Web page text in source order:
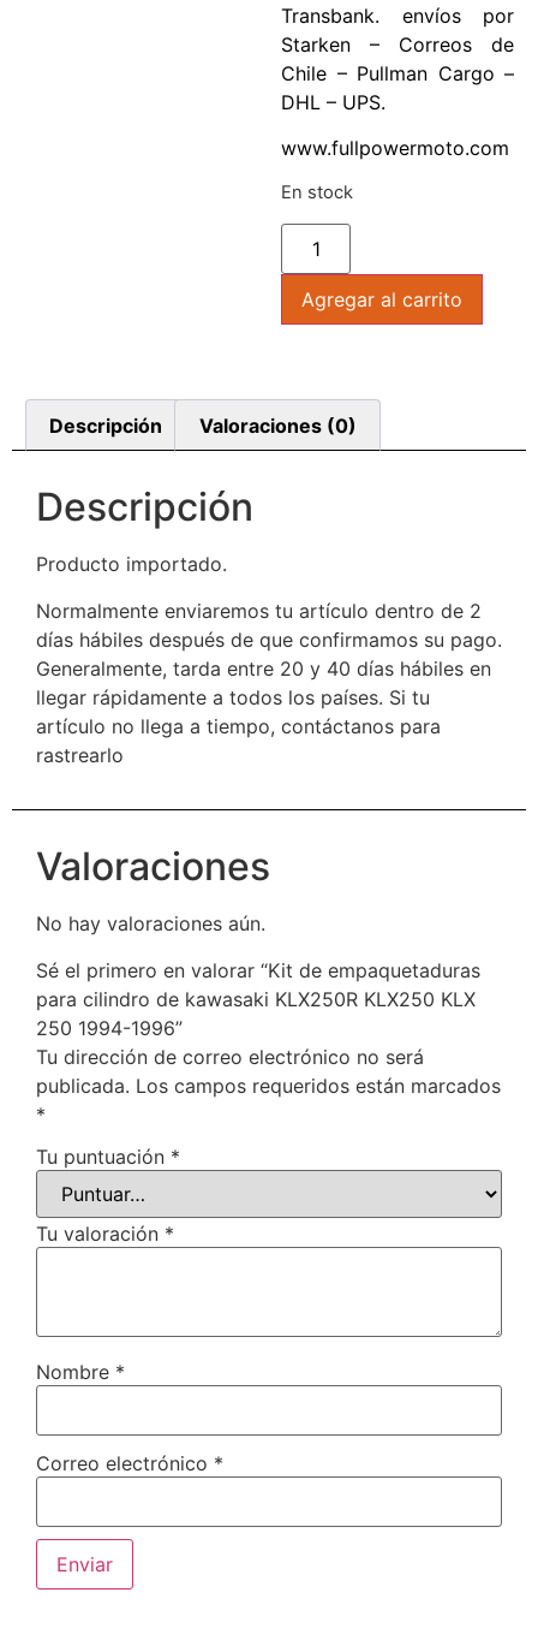
Transbank. envíos por
Starken – Correos de
Chile – Pullman Cargo –
DHL – UPS.
www.fullpowermoto.com
En stock
Agregar al carrito
Descripción Valoraciones (0)
Descripción
Producto importado.
Normalmente enviaremos tu artículo dentro de 2
días hábiles después de que confirmamos su pago.
Generalmente, tarda entre 20 y 40 días hábiles en
llegar rápidamente a todos los países. Si tu
artículo no llega a tiempo, contáctanos para
rastrearlo
Valoraciones
No hay valoraciones aún.
Sé el primero en valorar “Kit de empaquetaduras
para cilindro de kawasaki KLX250R KLX250 KLX
250 1994-1996”
Tu dirección de correo electrónico no será
publicada. Los campos requeridos están marcados
*
Tu puntuación *
Tu valoración *
Nombre *
Correo electrónico *